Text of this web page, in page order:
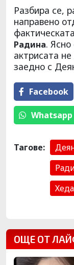
Разбира се,
направено
Радина.
актрисата
заедно с
Facebook
Whatsapp
Тагове:
ОЩЕ ОТ